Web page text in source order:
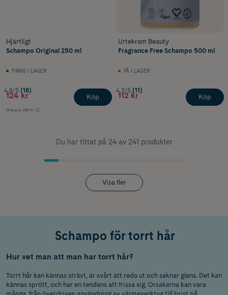
Hjärtligt
Schampo Original 250 ml
FINNS I LAGER
4.8/5 (16)
124 kr
Ord.pris 155 kr
Köp
Urtekram Beauty
Fragrance Free Schampo 500 ml
FÅ I LAGER
4.3/5 (11)
112 kr Köp
Du har tittat på 24 av 241 produkter
Visa fler
Schampo för torrt hår
Hur vet man att man har torrt hår?
Torrt hår kan kännas strävt, är svårt att reda ut och saknar glans. Det kan
kännas sprött, och har en tendens att frissa sig. Orsakerna kan vara